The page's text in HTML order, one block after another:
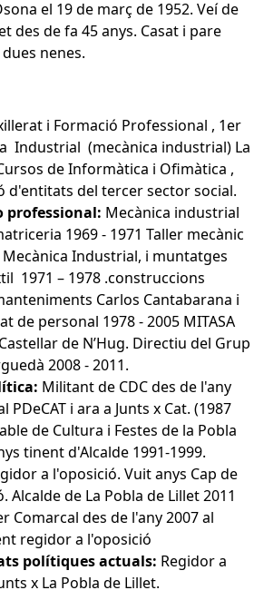
el 19 de març de 1952. Veí de
des de fa 45 anys. Casat i pare
nenes.
i Formació Professional , 1er
Industrial (mecànica industrial) La
de Informàtica i Ofimàtica ,
d'entitats del tercer sector social.
professional: Mecànica industrial
1969 - 1971 Taller mecànic
Mecànica Industrial, i muntatges
1971 – 1978 .construccions
Carlos Cantabarana i
de personal 1978 - 2005 MITASA
de N’Hug. Directiu del Grup
2008 - 2011.
Militant de CDC des de l'any
PDeCAT i ara a Junts x Cat. (1987
de Cultura i Festes de la Pobla
tinent d'Alcalde 1991-1999.
a l'oposició. Vuit anys Cap de
Alcalde de La Pobla de Lillet 2011
Comarcal des de l'any 2007 al
regidor a l'oposició
polítiques actuals: Regidor a
x La Pobla de Lillet.